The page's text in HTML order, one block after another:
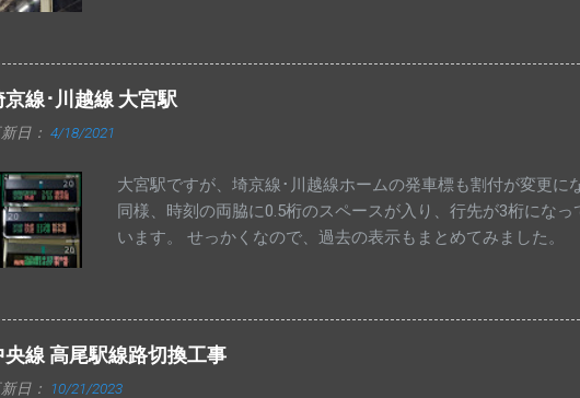
きの先発列車で固定になっているものと思われます。 手入
表示されています。
京線･川越線 大宮駅
日： 4/18/2021
大宮駅ですが、埼京線･川越線ホームの発車標も割付が変更に
同様、時刻の両脇に0.5桁のスペースが入り、行先が3桁にな
います。 せっかくなので、過去の表示もまとめてみました。
央線 高尾駅線路切換工事
日： 10/21/2023